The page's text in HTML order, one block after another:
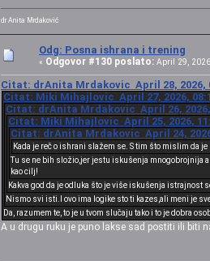
dr Anita Mrdaković
Odg: Posna ishrana i trening
« Odgovor #130 poslato: April 29,
Citat: drAnita Mrdakovic April 28, 2026,
Citat: Miki Mihajlovic April 27, 2026,
Citat: drAnita Mrdakovic April 26, 2026,
Citat: Miki Mihajlovic April 25, 2026,
Citat: drAnita Mrdakovic April 24,
Kada je reč o ishrani slažem se. S tim što mislim da
Tu se ne bih složio,jer jestu iskušenja mnogobrojnija
kao cilj!
Kakva god da je odluka što je više iskušenja
Nismo svi isti.I ovo ima logike sto ti kazes,ali meni je
Da, razumem te, to je u tvom slučaju tako i to je dobra
A u drugu ruku je puno lakse sad postiti ili biti